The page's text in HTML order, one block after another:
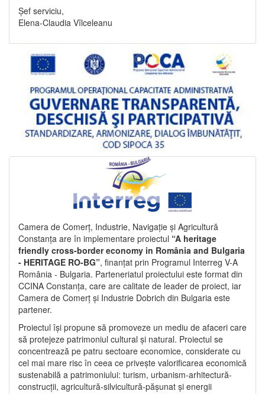
Șef serviciu,
Elena-Claudia Vîlceleanu
Camera de Comerț, Industrie, Navigație și Agricultură
Constanța are în implementare proiectul “A heritage
friendly cross-border economy in România and Bulgaria
- HERITAGE RO-BG”, finanțat prin Programul Interreg V-A
România - Bulgaria. Parteneriatul proiectului este format din
CCINA Constanța, care are calitate de leader de proiect, iar
Camera de Comerț și Industrie Dobrich din Bulgaria este
partener.
Proiectul își propune să promoveze un mediu de afaceri care
să protejeze patrimoniul cultural și natural. Proiectul se
concentrează pe patru sectoare economice, considerate cu
cel mai mare risc în ceea ce privește valorificarea economică
sustenabilă a patrimoniului: turism, urbanism-arhitectură-
construcții, agricultură-silvicultură-pășunat și energii